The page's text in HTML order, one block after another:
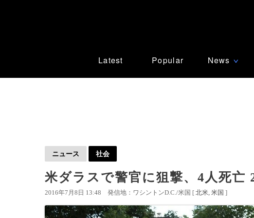
Latest Popular News ∨
ニュース 社会
米ダラスで警官に狙撃、4人死亡
2016年7月8日 13:48 発信地：ワシントンD.C./米国 [ 北米 米国 ]